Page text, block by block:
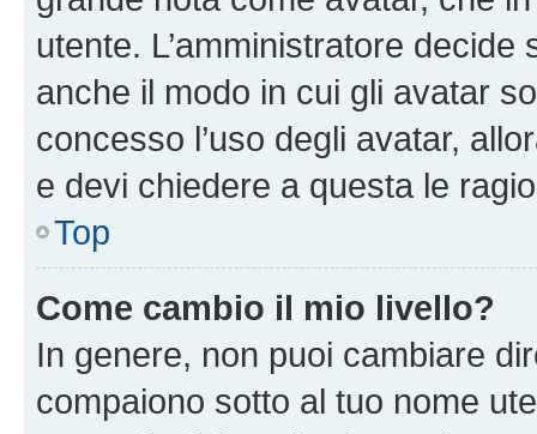
utente. L’amministratore
anche il modo in cui gli avatar
concesso l’uso degli avatar,
e devi chiedere a questa le
Top
Come cambio il mio livello?
In genere, non puoi cambiare
compaiono sotto al tuo nome